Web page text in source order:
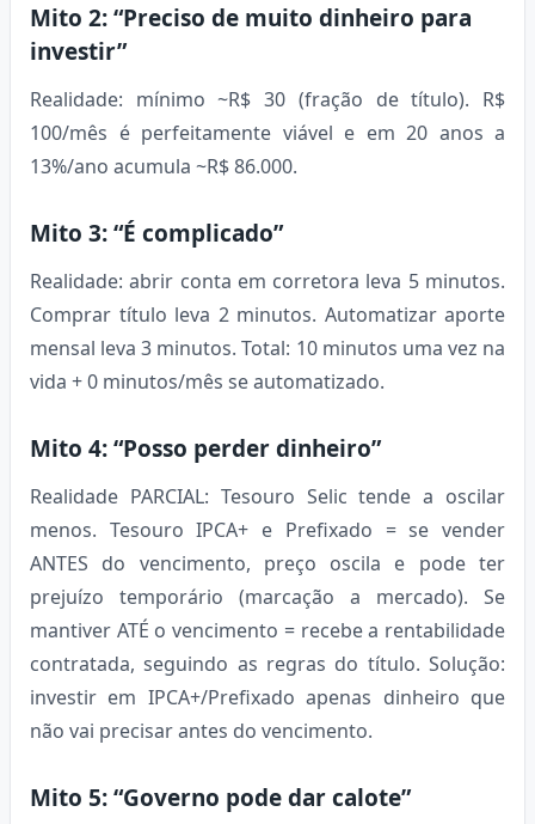
Mito 2: “Preciso de muito dinheiro para
investir”
Realidade: mínimo ~R$ 30 (fração de título). R$
100/mês é perfeitamente viável e em 20 anos a
13%/ano acumula ~R$ 86.000.
Mito 3: “É complicado”
Realidade: abrir conta em corretora leva 5 minutos.
Comprar título leva 2 minutos. Automatizar aporte
mensal leva 3 minutos. Total: 10 minutos uma vez na
vida + 0 minutos/mês se automatizado.
Mito 4: “Posso perder dinheiro”
Realidade PARCIAL: Tesouro Selic tende a oscilar
menos. Tesouro IPCA+ e Prefixado = se vender
ANTES do vencimento, preço oscila e pode ter
prejuízo temporário (marcação a mercado). Se
mantiver ATÉ o vencimento = recebe a rentabilidade
contratada, seguindo as regras do título. Solução:
investir em IPCA+/Prefixado apenas dinheiro que
não vai precisar antes do vencimento.
Mito 5: “Governo pode dar calote”